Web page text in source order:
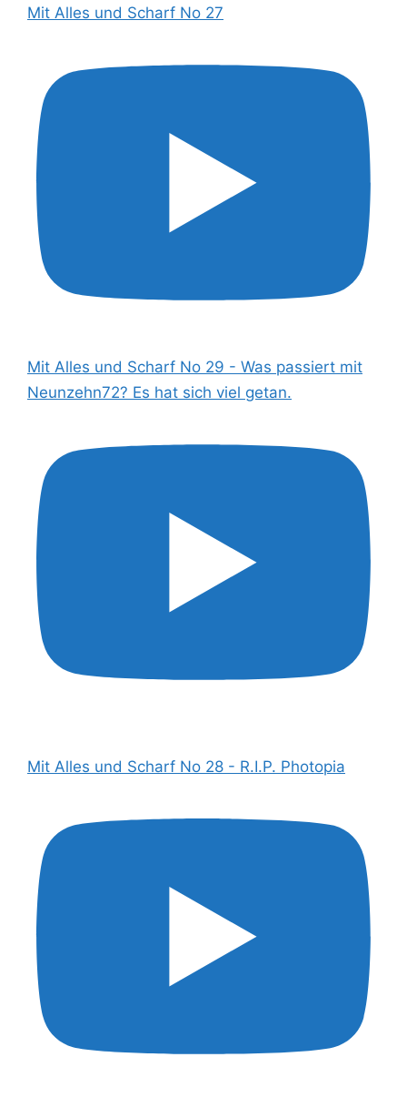
Mit Alles und Scharf No 27
Mit Alles und Scharf No 29 - Was passiert mit
Neunzehn72? Es hat sich viel getan.
Mit Alles und Scharf No 28 - R.I.P. Photopia